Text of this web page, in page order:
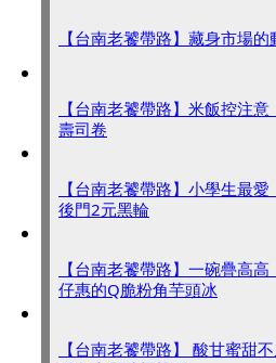
【台南老饕帶路】藏身市場
【台南老饕帶路】米飯控注
壽司卷
【台南老饕帶路】小學生最
後門2元黑輪
【台南老饕帶路】一碗疊高
仔惠的Q脆粉角芋頭冰
【台南老饕帶路】 酸甘蜜甜